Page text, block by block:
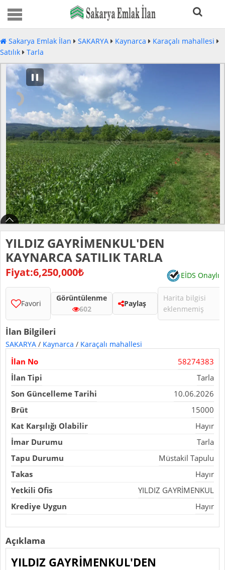
Sakarya Emlak İlan SAKARYA Kaynarca
Karaçalı mahallesi
Satılık
Tarla
YILDIZ GAYRİMENKUL'DEN
KAYNARCA SATILIK TARLA
Fiyat:6,250,000₺ EİDS Onaylı
Favori
Görüntülenme
602
Paylaş
Harita bilgisi
eklenmemiş
İlan Bilgileri
SAKARYA / Kaynarca / Karaçalı mahallesi
İlan No
58274383
İlan Tipi
Tarla
Son Güncelleme Tarihi
10.06.2026
Brüt
15000
Kat Karşılığı Olabilir
Hayır
İmar Durumu
Tarla
Tapu Durumu
Müstakil Tapulu
Takas
Hayır
Yetkili Ofis
YILDIZ GAYRİMENKUL
Krediye Uygun
Hayır
Açıklama
YILDIZ GAYRİMENKUL'DEN